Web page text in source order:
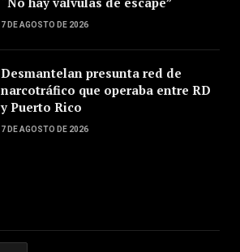
7 DE AGOSTO DE 2026
Desmantelan presunta red de
narcotráfico que operaba entre RD
y Puerto Rico
7 DE AGOSTO DE 2026